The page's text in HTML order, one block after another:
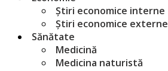
Știri economice interne
Știri economice externe
Sănătate
Medicină
Medicina naturistă